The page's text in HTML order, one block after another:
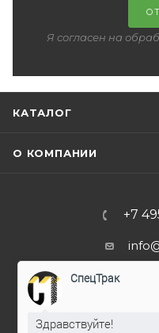
Я согласен на
КАТАЛОГ
О КОМПАНИИ
+7
108820,
шоссе
(Бизнес-
СпецТрак
Здравствуйте!